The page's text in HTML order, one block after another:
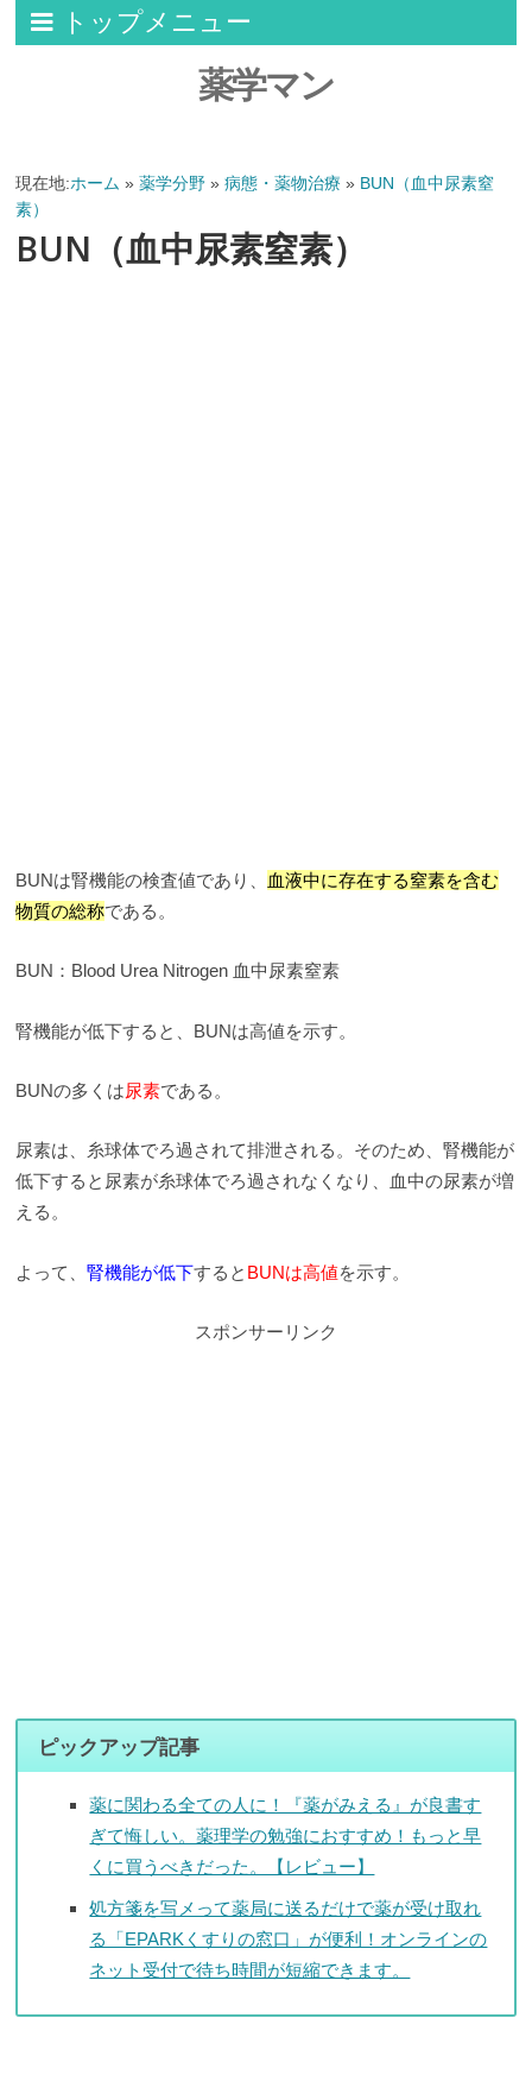
トップメニュー
薬学マン
現在地:ホーム »薬学分野 »病態・薬物治療 » BUN（血中尿素窒
素）
BUN（血中尿素窒素）
BUNは腎機能の検査値であり、 血液中に存在する窒素を含む
物質の総称である。
BUN：Blood Urea Nitrogen 血中尿素窒素
腎機能が低下すると、BUNは高値を示す。
BUNの多くは尿素である。
尿素は、糸球体でろ過されて排泄される。そのため、腎機能が
低下すると尿素が糸球体でろ過されなくなり、血中の尿素が増
える。
よって、腎機能が低下すると BUNは高値を示す。
スポンサーリンク
ピックアップ記事
薬に関わる全ての人に！『薬がみえる』が良書す
ぎて悔しい。薬理学の勉強におすすめ！もっと早
くに買うべきだった。【レビュー】
処方箋を写メって薬局に送るだけで薬が受け取れ
る「EPARKくすりの窓口」が便利！オンラインの
ネット受付で待ち時間が短縮できます。